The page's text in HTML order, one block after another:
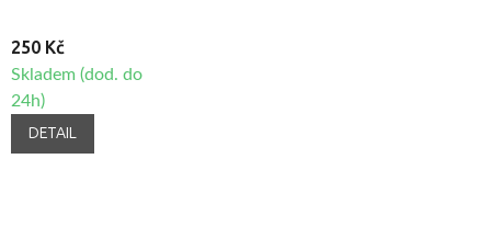
250 Kč
Skladem (dod. do
24h)
DETAIL